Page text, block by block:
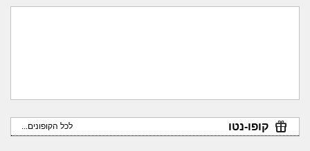
קופו-נטו לכל הקופונים...